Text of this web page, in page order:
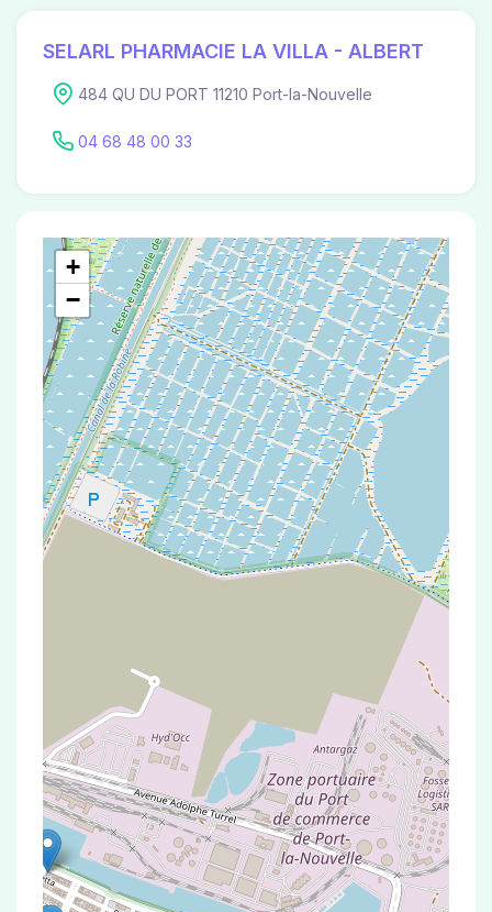
SELARL PHARMACIE LA VILLA - ALBERT
484 QU DU PORT 11210 Port-la-Nouvelle
04 68 48 00 33
+
−